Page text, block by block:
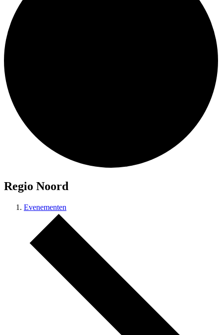
Regio Noord
Evenementen